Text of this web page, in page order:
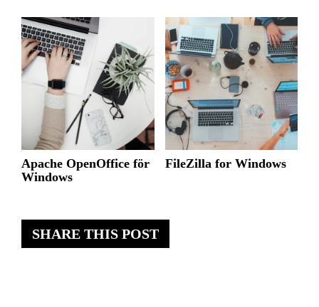
SHARE THIS POST
Apache OpenOffice för
Windows
FileZilla for Windows